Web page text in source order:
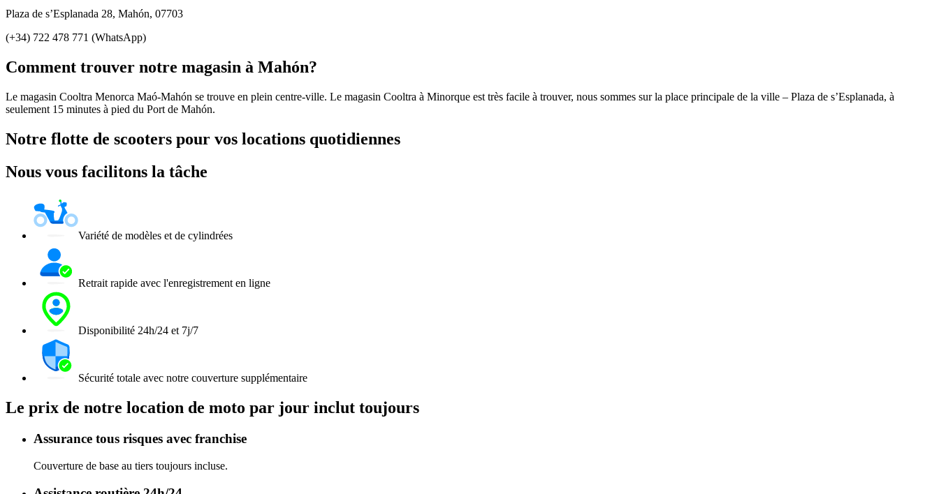
Plaza de s’Esplanada 28, Mahón, 07703
(+34) 722 478 771 (WhatsApp)
Comment trouver notre magasin à Mahón?
Le magasin Cooltra Menorca Maó-Mahón se trouve en plein centre-ville. Le magasin Cooltra à Minorque est très facile à trouver, nous sommes sur la place principale de la ville – Plaza de s’Esplanada, à
seulement 15 minutes à pied du Port de Mahón.
Notre flotte de scooters pour vos locations quotidiennes
Nous vous facilitons la tâche
Variété de modèles et de cylindrées
Retrait rapide avec l'enregistrement en ligne
Disponibilité 24h/24 et 7j/7
Sécurité totale avec notre couverture supplémentaire
Le prix de notre location de moto par jour inclut toujours
Assurance tous risques avec franchise
Couverture de base au tiers toujours incluse.